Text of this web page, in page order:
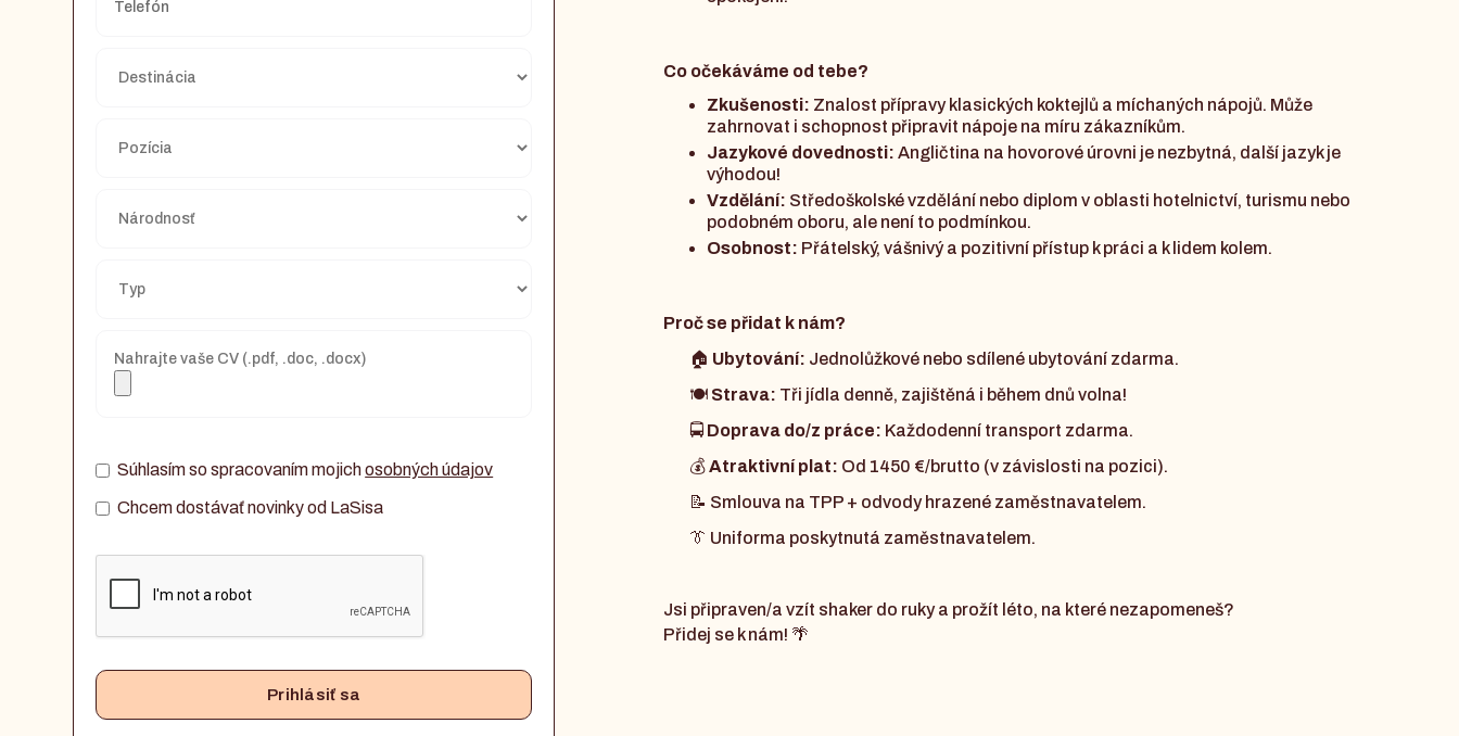
Nahrajte vaše CV (.pdf, .doc, .docx)
Súhlasím so spracovaním mojichosobných údajov
Chcem dostávať novinky od LaSisa
Co očekáváme od tebe?
Zkušenosti: Znalost přípravy klasických koktejlů a míchaných nápojů. Může
zahrnovat i schopnost připravit nápoje na míru zákazníkům.
Jazykové dovednosti: Angličtina na hovorové úrovni je nezbytná, další jazyk je
výhodou!
Vzdělání: Středoškolské vzdělání nebo diplom v oblasti hotelnictví, turismu nebo
podobném oboru, ale není to podmínkou.
Osobnost: Přátelský, vášnivý a pozitivní přístup k práci a k lidem kolem.
Proč se přidat k nám?
🏠 Ubytování: Jednolůžkové nebo sdílené ubytování zdarma.
🍽️ Strava: Tři jídla denně, zajištěná i během dnů volna!
🚍 Doprava do/z práce: Každodenní transport zdarma.
💰Atraktivní plat: Od 1450 €/brutto (v závislosti na pozici).
📝 Smlouva na TPP + odvody hrazené zaměstnavatelem.
👔 Uniforma poskytnutá zaměstnavatelem.
Jsi připraven/a vzít shaker do ruky a prožít léto, na které nezapomeneš?
Přidej se k nám! 🌴